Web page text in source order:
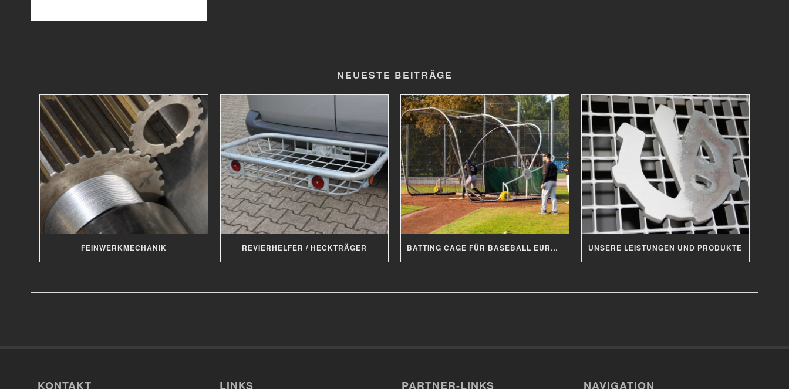
NEUESTE BEITRÄGE
FEINWERKMECHANIK REVIERHELFER / HECKTRÄGER BATTING CAGE FÜR BASEBALL EUROPAMEISTERSCHAFT 2019 UNSERE LEISTUNGEN UND PRODUKTE
KONTAKT LINKS PARTNER-LINKS NAVIGATION